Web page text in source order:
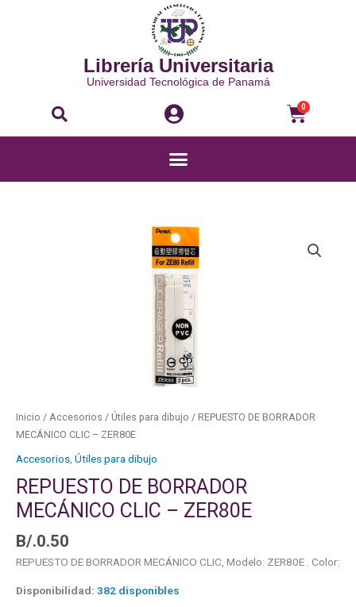
Librería Universitaria
Universidad Tecnológica de Panamá
Buscar 0
Menú
Inicio / Accesorios / Útiles para dibujo / REPUESTO DE BORRADOR
MECÁNICO CLIC – ZER80E
Accesorios Útiles para dibujo
REPUESTO DE BORRADOR
MECÁNICO CLIC – ZER80E
B/.0.50
REPUESTO DE BORRADOR MECÁNICO CLIC, Modelo: ZER80E . Color:
Disponibilidad: 382 disponibles